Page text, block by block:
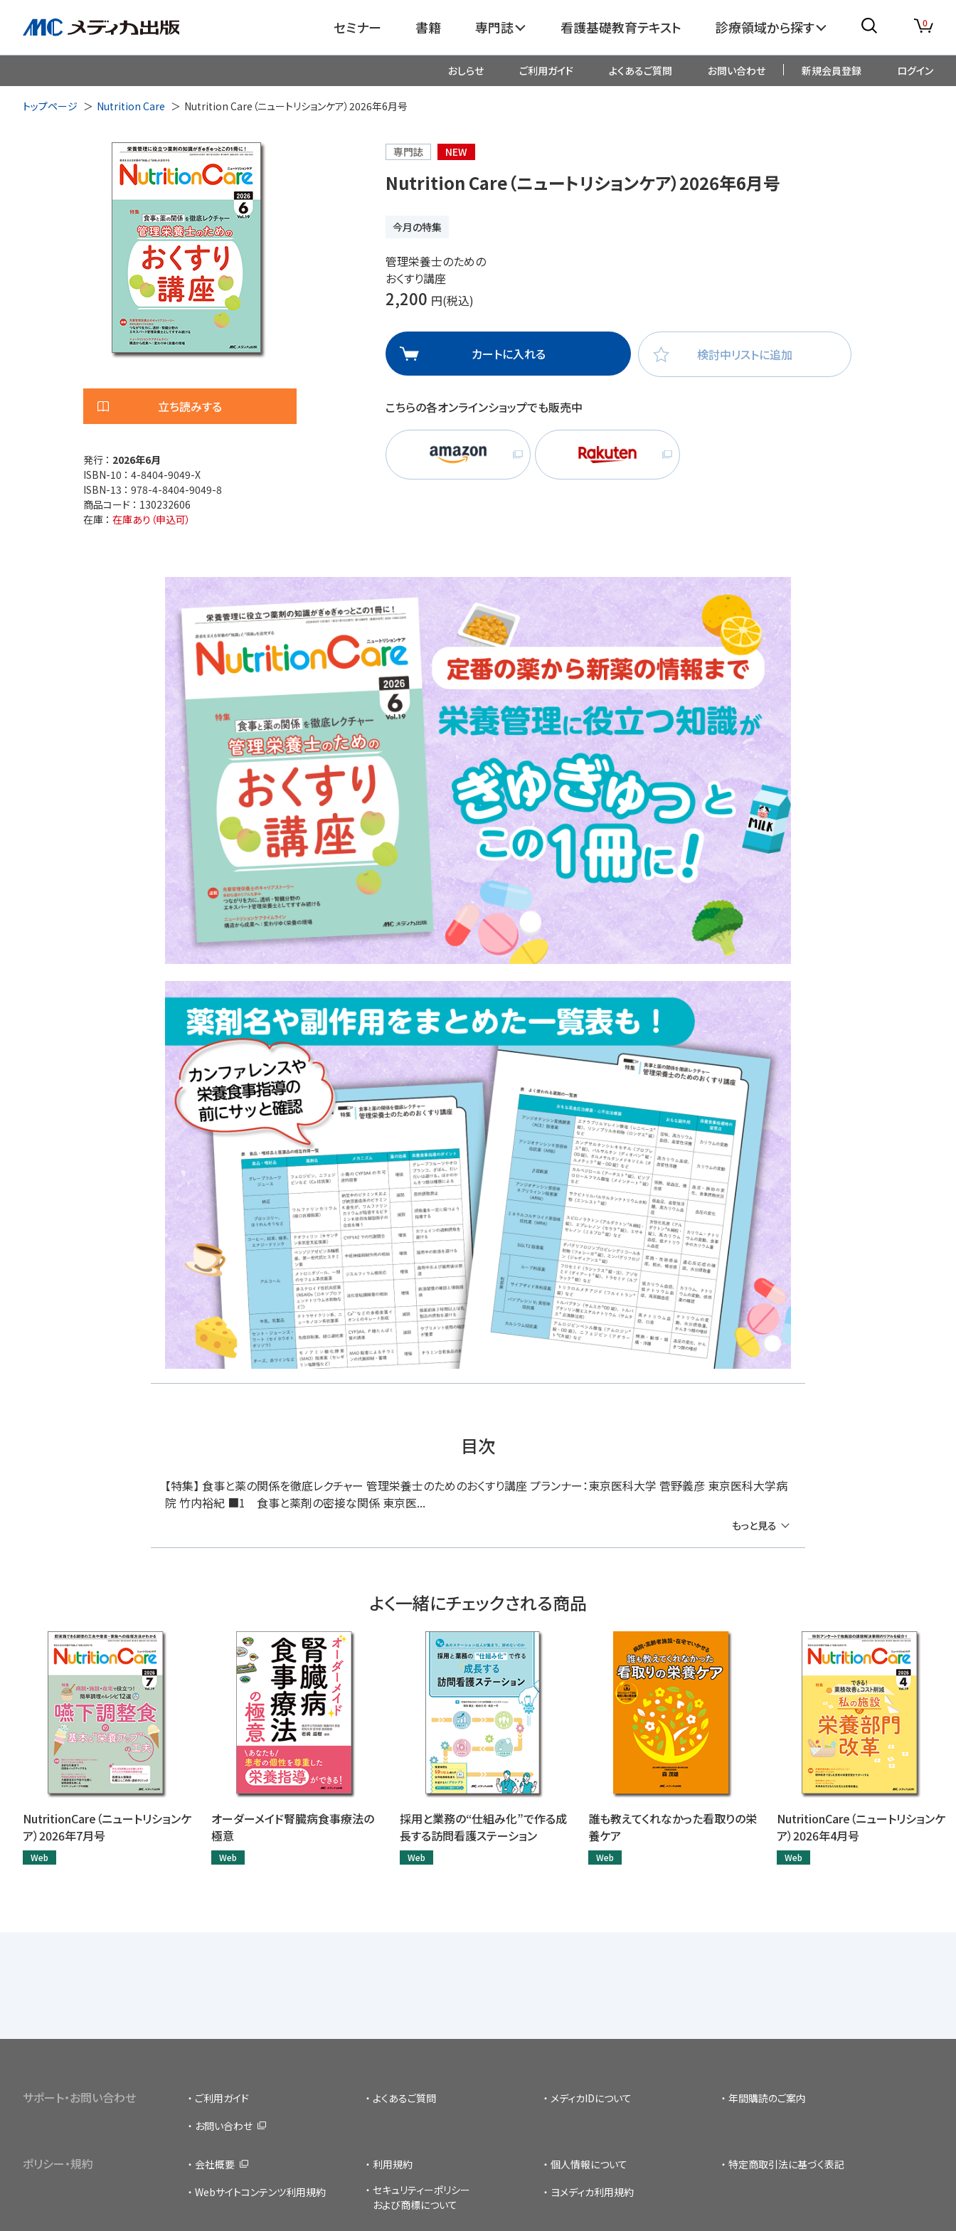
セミナー 書籍 専門誌
看護
医学
栄養
看護基礎教育テキスト 診療領域から探す
脳神経 循環器 心臓血管
透析・腎臓・血液浄化 がん 化学療法・放射線治療・緩和ケア
耳鼻咽喉科 産科・婦人科・周産期・助産 新生児・小児
手術室・麻酔
感染管理・感染症
医療安全 在宅医療・看護 高齢者看護
退院調整・地域医療連携 高齢者介護
0
おしらせ ご利用ガイド よくあるご質問 お問い合わせ 新規会員登録 ログイン
トップページ Nutrition Care Nutrition Care（ニュートリションケア）2026年6月号
立ち読みする
発行 ： 2026年6月
ISBN-10 ： 4-8404-9049-X
ISBN-13 ： 978-4-8404-9049-8
商品コード ： 130232606
在庫 ： 在庫あり（申込可）
専門誌 NEW
Nutrition Care（ニュートリションケア）2026年6月号
今月の特集
管理栄養士のための
おくすり講座
2,200 円(税込)
カートに入れる 検討中リストに追加
こちらの各オンラインショップでも販売中
目次
【特集】 食事と薬の関係を徹底レクチャー 管理栄養士のためのおくすり講座 プランナー：東京医科大学 菅野義彦 東京医科大学病
院 竹内裕紀 ■1 食事と薬剤の密接な関係 東京医...
もっと見る
よく一緒にチェックされる商品
NutritionCare（ニュートリションケ
ア）2026年7月号
Web
オーダーメイド腎臓病食事療法の
極意
Web
採用と業務の“仕組み化”で作る成
長する訪問看護ステーション
Web
誰も教えてくれなかった看取りの栄
養ケア
Web
NutritionCare（ニュートリションケ
ア）2026年4月号
Web
サポート・お問い合わせ ご利用ガイド よくあるご質問 メディカIDについて
年間購読のご案内
お問い合わせ
ポリシー・規約 会社概要 利用規約 個人情報について
特定商取引法に基づく表記
Webサイトコンテンツ利用規約
セキュリティーポリシー
および商標について
ヨメディカ利用規約